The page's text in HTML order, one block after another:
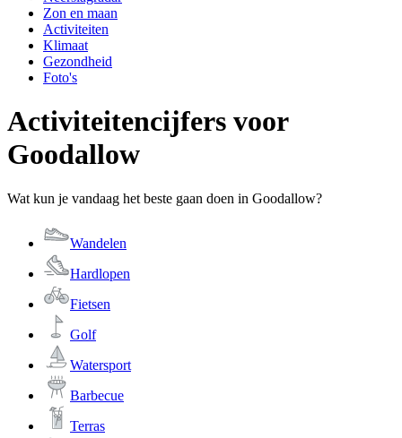
Zon en maan
Activiteiten
Klimaat
Gezondheid
Foto's
Activiteitencijfers voor
Goodallow
Wat kun je vandaag het beste gaan doen in Goodallow?
Wandelen
Hardlopen
Fietsen
Golf
Watersport
Barbecue
Terras